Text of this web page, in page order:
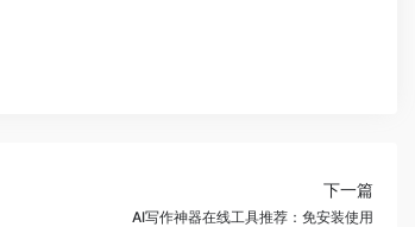
下一篇
AI写作神器在线工具推荐：免安装使用